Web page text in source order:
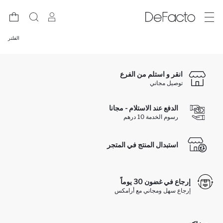
الفلتر
انقر و استلم من الفرع
توصيل مجاني
الدفع عند الاستلام - مجانا
رسوم الخدمة 10 درهم
استبدال المنتج في المتجر
إرجاع في غضون 30 يوماً
إرجاع سهل ومجاني مع أرامكس